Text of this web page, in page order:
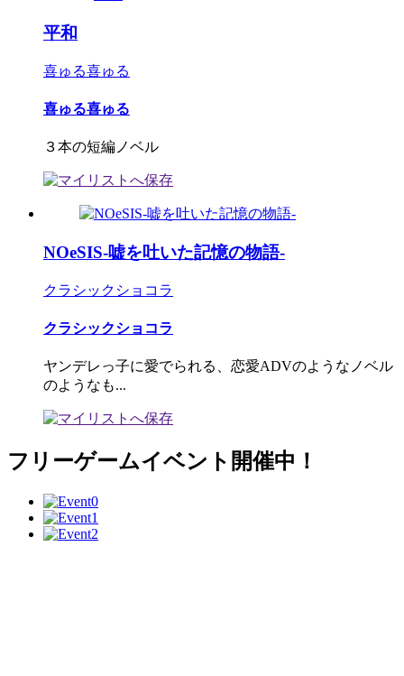
平和
喜ゅる喜ゅる
喜ゅる喜ゅる
３本の短編ノベル
NOeSIS-嘘を吐いた記憶の物語-
クラシックショコラ
クラシックショコラ
ヤンデレっ子に愛でられる、恋愛ADVのようなノベル
のようなも...
フリーゲームイベント開催中！